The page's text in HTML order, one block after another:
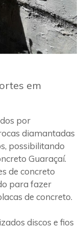
em
por
diamantadas
possibilitando
Guaraçaí.
de concreto
para fazer
de concreto.
discos e fios